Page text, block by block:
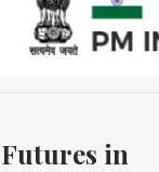
in